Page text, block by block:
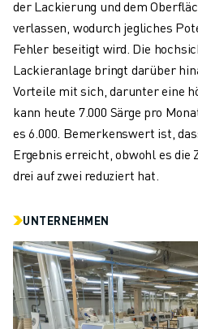
der Lackierung und dem
verlassen, wodurch jegliches
Fehler beseitigt wird. Die
Lackieranlage bringt darüber
Vorteile mit sich, darunter eine
kann heute 7.000 Särge pro
es 6.000. Bemerkenswert ist,
Ergebnis erreicht, obwohl es die
drei auf zwei reduziert hat.
UNTERNEHMEN